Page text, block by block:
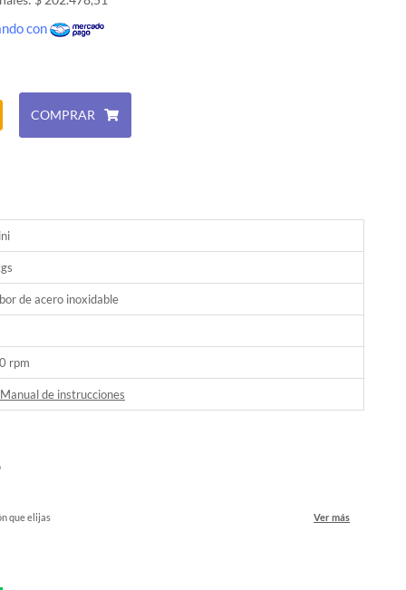
con
COMPRAR
de acero inoxidable
rpm
Manual de instrucciones
que elijas Ver más